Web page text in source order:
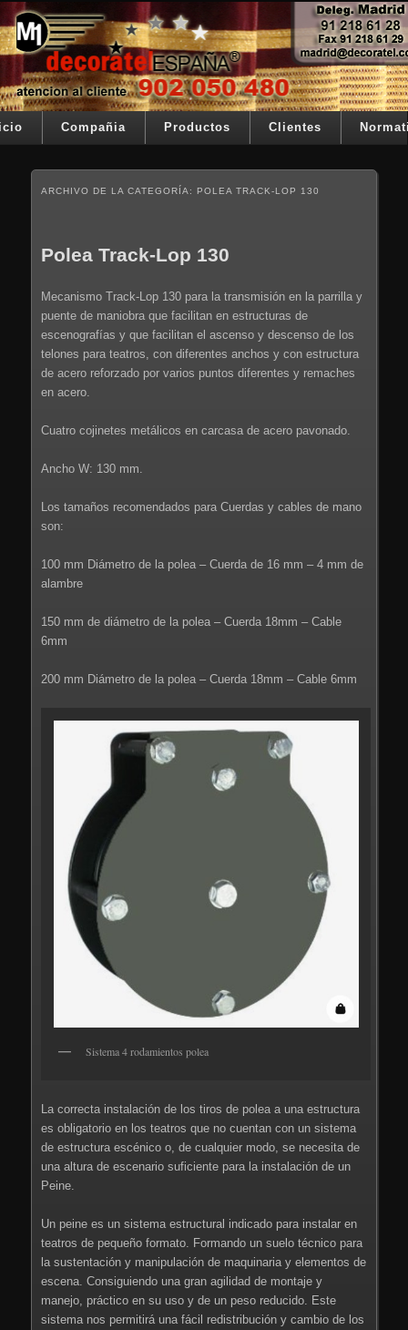
Ir al contenido principal
Ir al contenido secundario
Decoratel España
Su telon de teatro es nuestra razón de ser
Menú principalCompañia Productos Clientes
ARCHIVO DE LA CATEGORÍA: POLEA TRACK-LOP 130
Polea Track-Lop 130
Mecanismo Track-Lop 130 para la transmisión en la parrilla y
puente de maniobra que facilitan en estructuras de
escenografías y que facilitan el ascenso y descenso de los
telones para teatros, con diferentes anchos y con estructura
de acero reforzado por varios puntos diferentes y remaches
en acero.
Cuatro cojinetes metálicos en carcasa de acero pavonado.
Ancho W: 130 mm.
Los tamaños recomendados para Cuerdas y cables de mano
son:
100 mm Diámetro de la polea – Cuerda de 16 mm – 4 mm de
alambre
150 mm de diámetro de la polea – Cuerda 18mm – Cable
6mm
200 mm Diámetro de la polea – Cuerda 18mm – Cable 6mm
Sistema 4 rodamientos polea
La correcta instalación de los tiros de polea a una estructura
es obligatorio en los teatros que no cuentan con un sistema
de estructura escénico o, de cualquier modo, se necesita de
una altura de escenario suficiente para la instalación de un
Peine.
Un peine es un sistema estructural indicado para instalar en
teatros de pequeño formato. Formando un suelo técnico para
la sustentación y manipulación de maquinaria y elementos de
escena. Consiguiendo una gran agilidad de montaje y
manejo, práctico en su uso y de un peso reducido. Este
sistema nos permitirá una fácil redistribución y cambio de los